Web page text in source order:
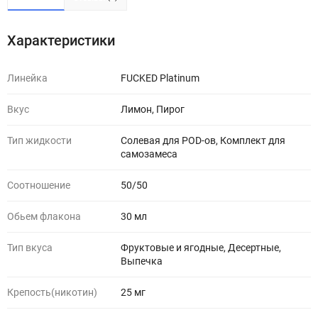
Характеристики
Линейка FUCKED Platinum
Вкус Лимон, Пирог
Тип жидкости
Солевая для POD-ов, Комплект для
самозамеса
Соотношение 50/50
Обьем флакона 30 мл
Тип вкуса
Фруктовые и ягодные, Десертные,
Выпечка
Крепость(никотин) 25 мг